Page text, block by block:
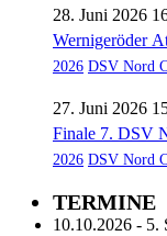
28. Juni 2026
Wernigeröder
2026 DSV Nord
27. Juni 2026
Finale 7. DSV
2026 DSV Nord
TERMINE
10.10.2026 -